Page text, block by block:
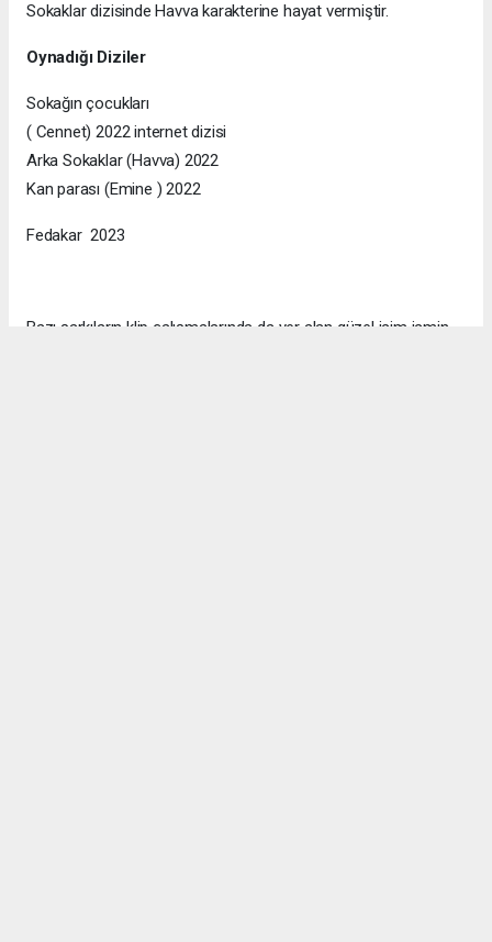
Sokaklar dizisinde Havva karakterine hayat vermiştir.
Oynadığı Diziler
Sokağın çocukları
( Cennet) 2022 internet dizisi
Arka Sokaklar (Havva) 2022
Kan parası (Emine ) 2022
Fedakar 2023
Bazı şarkıların klip çalışmalarında da yer alan güzel isim ismin